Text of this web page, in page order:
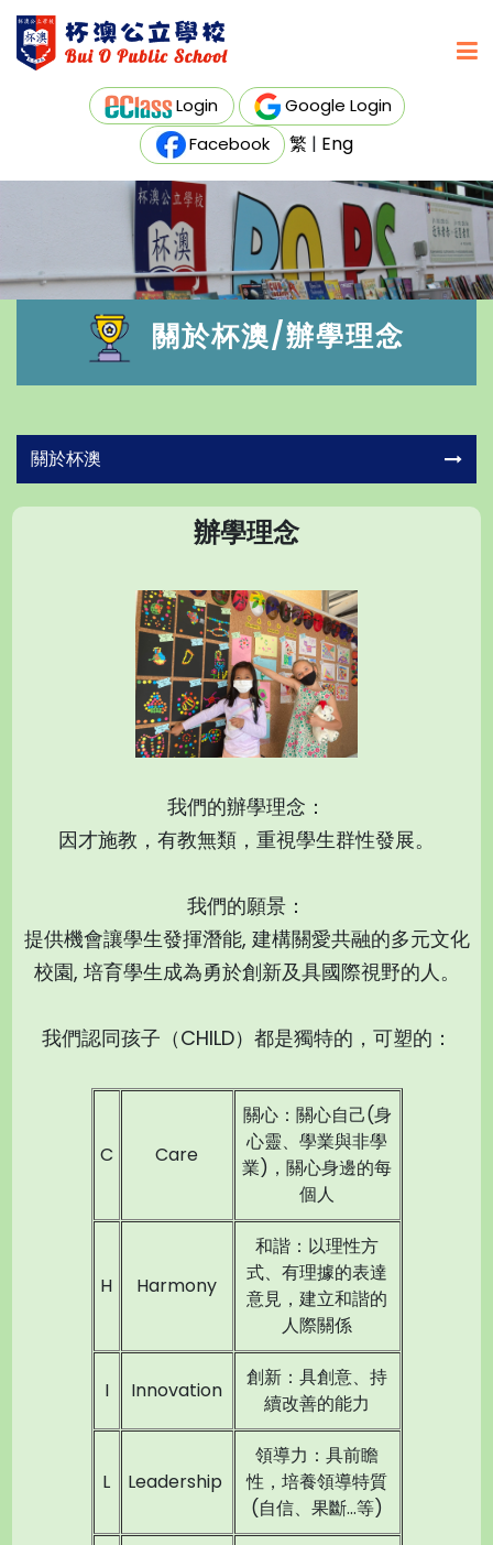
Login
Google Login
Facebook
繁 | Eng
關於杯澳/辦學理念
關於杯澳
辦學理念
我們的辦學理念：
因才施教，有教無類，重視學生群性發展。
我們的願景：
提供機會讓學生發揮潛能, 建構關愛共融的多元文化
校園, 培育學生成為勇於創新及具國際視野的人。
我們認同孩子（CHILD）都是獨特的，可塑的：
C Care
關心：關心自己(身
心靈、學業與非學
業)，關心身邊的每
個人
H Harmony
和諧：以理性方
式、有理據的表達
意見，建立和諧的
人際關係
I Innovation
創新：具創意、持
續改善的能力
L Leadership
領導力：具前瞻
性，培養領導特質
(自信、果斷…等)